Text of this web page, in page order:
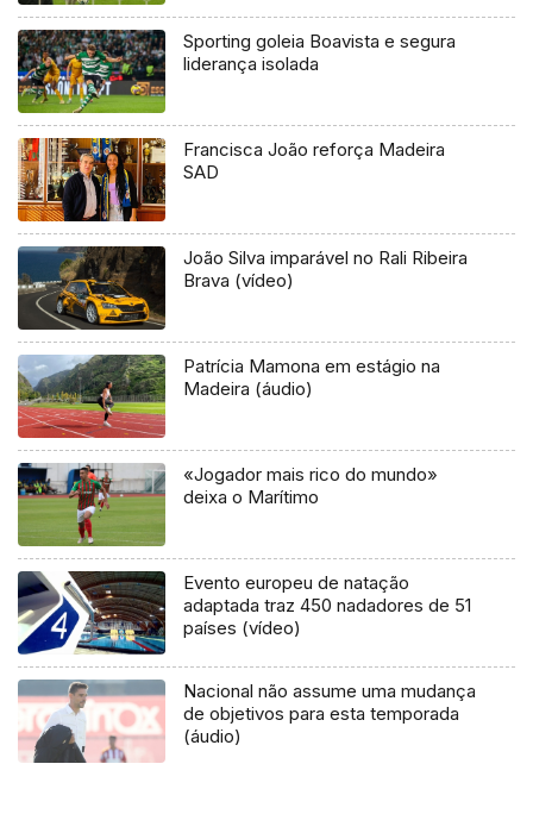
Sporting goleia Boavista e segura
liderança isolada
Francisca João reforça Madeira
SAD
João Silva imparável no Rali Ribeira
Brava (vídeo)
Patrícia Mamona em estágio na
Madeira (áudio)
«Jogador mais rico do mundo»
deixa o Marítimo
Evento europeu de natação
adaptada traz 450 nadadores de 51
países (vídeo)
Nacional não assume uma mudança
de objetivos para esta temporada
(áudio)